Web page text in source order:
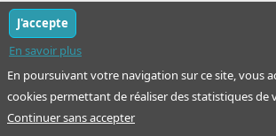
En poursuivant votre navigation sur ce site, vous
cookies permettant de réaliser des statistiques de
En savoir plus
J'accepte
Continuer sans accepter